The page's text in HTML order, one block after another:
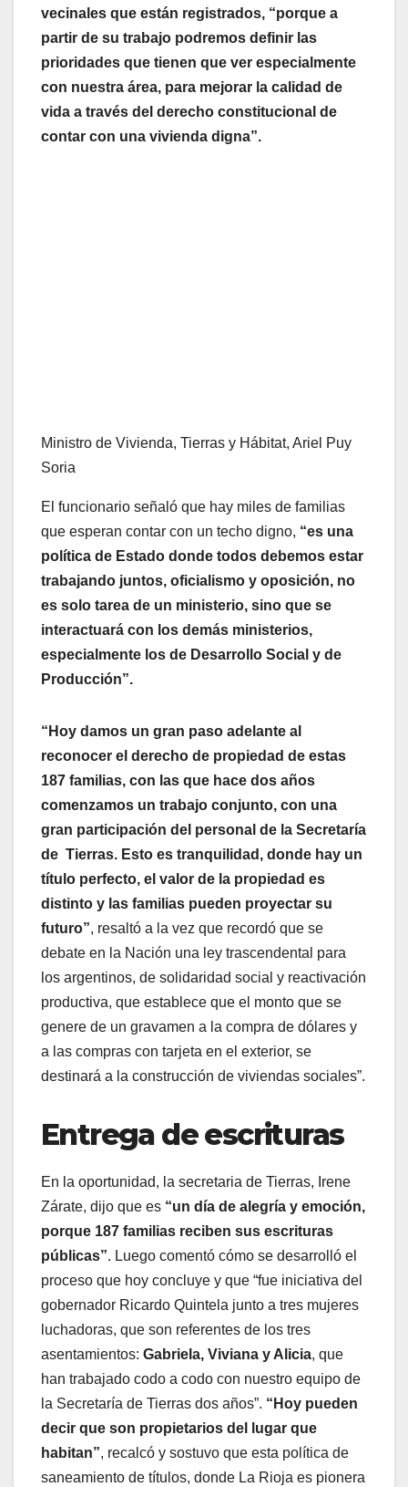
vecinales que están registrados, “porque a
partir de su trabajo podremos definir las
prioridades que tienen que ver especialmente
con nuestra área, para mejorar la calidad de
vida a través del derecho constitucional de
contar con una vivienda digna”.
Ministro de Vivienda, Tierras y Hábitat, Ariel Puy
Soria
El funcionario señaló que hay miles de familias
que esperan contar con un techo digno, “es una
política de Estado donde todos debemos estar
trabajando juntos, oficialismo y oposición, no
es solo tarea de un ministerio, sino que se
interactuará con los demás ministerios,
especialmente los de Desarrollo Social y de
Producción”.
“Hoy damos un gran paso adelante al
reconocer el derecho de propiedad de estas
187 familias, con las que hace dos años
comenzamos un trabajo conjunto, con una
gran participación del personal de la Secretaría
de Tierras. Esto es tranquilidad, donde hay un
título perfecto, el valor de la propiedad es
distinto y las familias pueden proyectar su
futuro”, resaltó a la vez que recordó que se
debate en la Nación una ley trascendental para
los argentinos, de solidaridad social y reactivación
productiva, que establece que el monto que se
genere de un gravamen a la compra de dólares y
a las compras con tarjeta en el exterior, se
destinará a la construcción de viviendas sociales”.
Entrega de escrituras
En la oportunidad, la secretaria de Tierras, Irene
Zárate, dijo que es “un día de alegría y emoción,
porque 187 familias reciben sus escrituras
públicas”. Luego comentó cómo se desarrolló el
proceso que hoy concluye y que “fue iniciativa del
gobernador Ricardo Quintela junto a tres mujeres
luchadoras, que son referentes de los tres
asentamientos: Gabriela, Viviana y Alicia, que
han trabajado codo a codo con nuestro equipo de
la Secretaría de Tierras dos años”. “Hoy pueden
decir que son propietarios del lugar que
habitan”, recalcó y sostuvo que esta política de
saneamiento de títulos, donde La Rioja es pionera